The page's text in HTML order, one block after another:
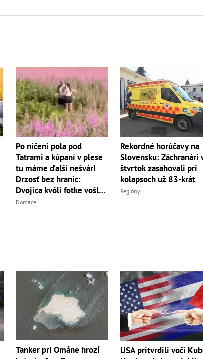
Po ničení pola pod
Tatrami a kúpaní v plese
tu máme ďalší nešvár!
Drzosť bez hraníc:
Dvojica kvôli fotke vošla
do...
Domáce
Rekordné horúčavy na
Slovensku: Záchranári
štvrtok zasahovali pri
kolapsoch už 83-krát
Regióny
Tanker pri Ománe hrozí
USA pritvrdili voči